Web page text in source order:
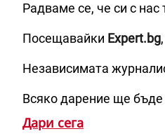
Радваме се, че си с нас
Посещавайки Expert.bg
Независимата
Всяко дарение ще
Дари сега